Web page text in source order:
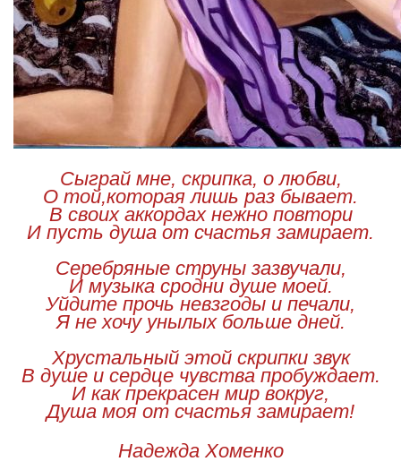
Сыграй мне, скрипка, о любви,
О той,которая лишь раз бывает.
В своих аккордах нежно повтори
И пусть душа от счастья замирает.
Серебряные струны зазвучали,
И музыка сродни душе моей.
Уйдите прочь невзгоды и печали,
Я не хочу унылых больше дней.
Хрустальный этой скрипки звук
В душе и сердце чувства пробуждает.
И как прекрасен мир вокруг,
Душа моя от счастья замирает!
Надежда Хоменко